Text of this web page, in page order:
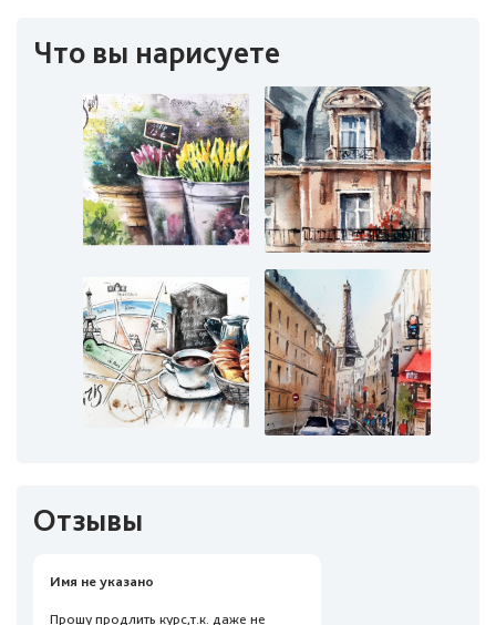
Что вы нарисуете
Отзывы
Имя не указано
Прошу продлить курс,т.к. даже не